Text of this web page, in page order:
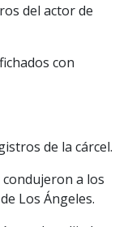
del actor de
con
de la cárcel.
a los
Los Ángeles.